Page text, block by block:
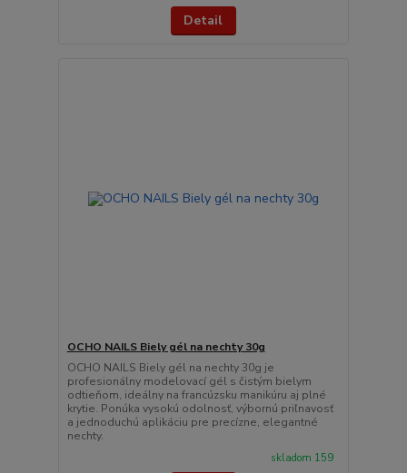
Detail
OCHO NAILS Biely gél na nechty 30g
OCHO NAILS Biely gél na nechty 30g je
profesionálny modelovací gél s čistým bielym
odtieňom, ideálny na francúzsku manikúru aj plné
krytie. Ponúka vysokú odolnosť, výbornú priľnavosť
a jednoduchú aplikáciu pre precízne, elegantné
nechty.
skladom 159